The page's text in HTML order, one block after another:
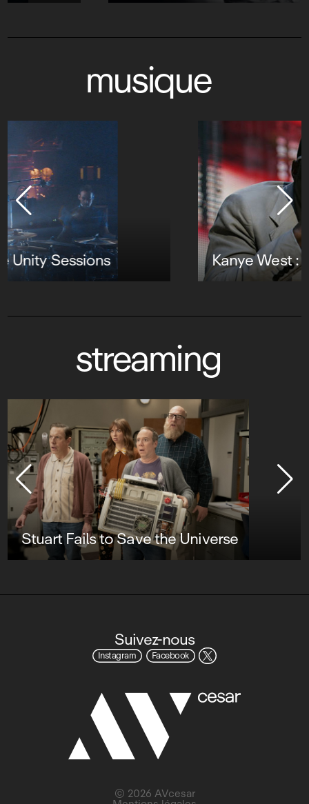
musique
Kanye West : Late Orchestration
streaming
Stuart Fails to Save the Universe
Suivez-nous
Instagram Facebook
© 2026 AVcesar